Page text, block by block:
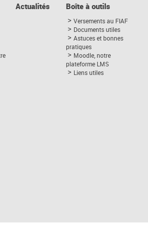
Actualités Boîte à outils
Versements au FIAF
Documents utiles
Astuces et bonnes
pratiques
Moodle, notre
plateforme LMS
Liens utiles